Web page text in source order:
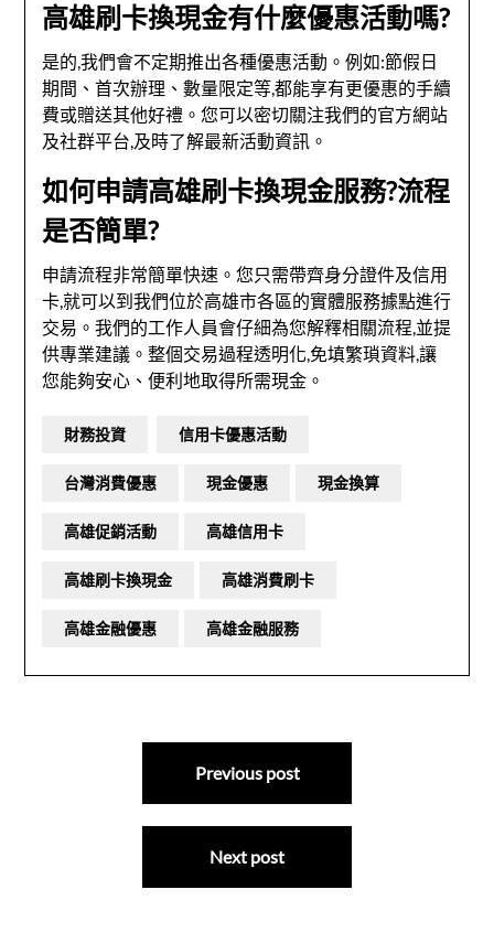
高雄刷卡換現金有什麼優惠活動嗎?
是的,我們會不定期推出各種優惠活動。例如:節假日
期間、首次辦理、數量限定等,都能享有更優惠的手續
費或贈送其他好禮。您可以密切關注我們的官方網站
及社群平台,及時了解最新活動資訊。
如何申請高雄刷卡換現金服務?流程
是否簡單?
申請流程非常簡單快速。您只需帶齊身分證件及信用
卡,就可以到我們位於高雄市各區的實體服務據點進行
交易。我們的工作人員會仔細為您解釋相關流程,並提
供專業建議。整個交易過程透明化,免填繁瑣資料,讓
您能夠安心、便利地取得所需現金。
財務投資 信用卡優惠活動
台灣消費優惠 現金優惠 現金換算
高雄促銷活動 高雄信用卡
高雄刷卡換現金 高雄消費刷卡
高雄金融優惠 高雄金融服務
Previous post
Next post